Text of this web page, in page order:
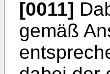
[0011]
gemäß